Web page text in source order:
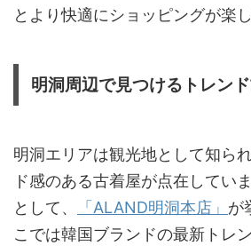
とより快適にショッピングが楽し
明洞周辺で見つけるトレン
明洞エリアは観光地として知ら
ド感のある古着屋が点在してい
として、
「ALAND明洞本店」 が
こでは韓国ブランドの最新トレ